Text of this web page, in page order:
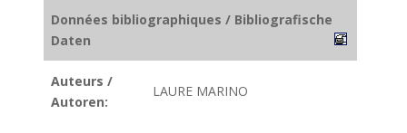
Données bibliographiques / Bibliografische
Daten
Auteurs /
Autoren:
LAURE MARINO